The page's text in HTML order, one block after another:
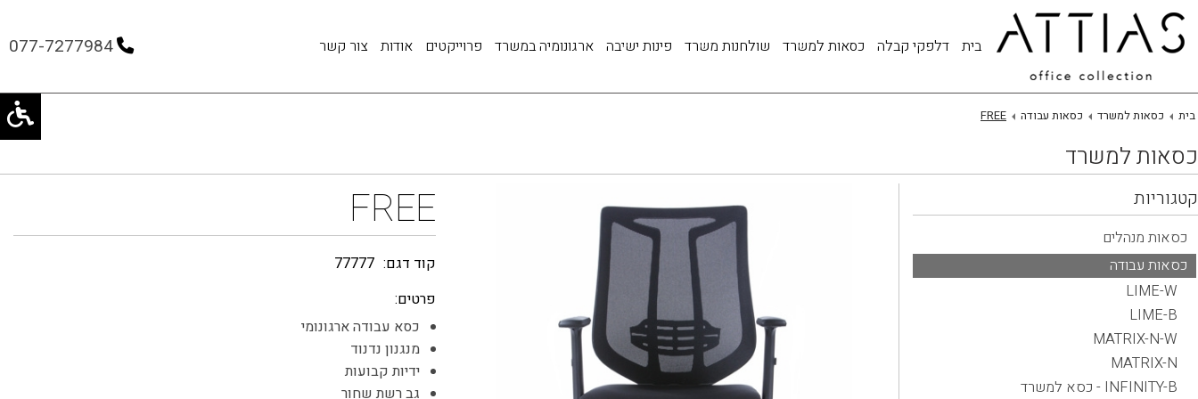
בית דלפקי קבלה כסאות למשרד שולחנות משרד פינות ישיבה ארגונומיה במשרד פרוייקטים אודות צור קשר 077-7277984
בית כסאות למשרד כסאות עבודה FREE
כסאות למשרד
קטגוריות
כסאות מנהלים
כסאות עבודה
LIME-W
LIME-B
MATRIX-N-W
MATRIX-N
INFINITY-B - כסא למשרד
FREE
קוד דגם: 77777
פרטים:
כסא עבודה ארגונומי
מנגנון נדנוד
ידיות קבועות
גב רשת שחור